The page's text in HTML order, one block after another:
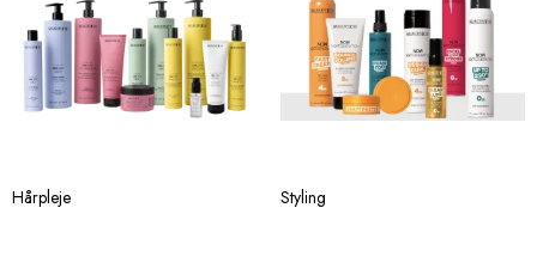
Hårpleje Styling